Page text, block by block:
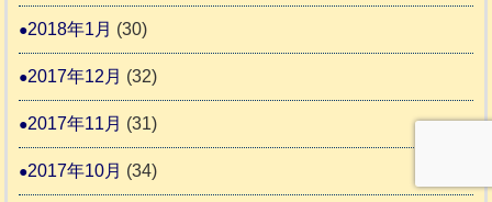
2018年1月 (30)
2017年12月 (32)
2017年11月 (31)
2017年10月 (34)